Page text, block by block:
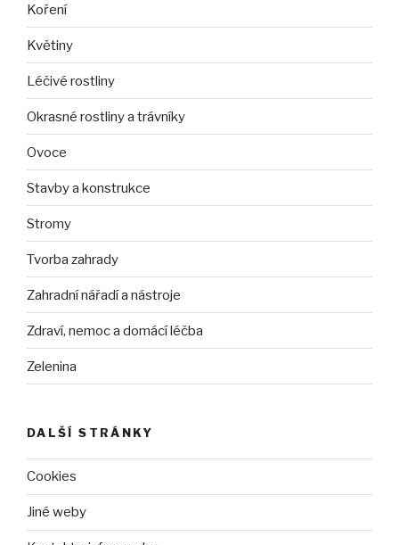
Koření
Květiny
Léčivé rostliny
Okrasné rostliny a trávníky
Ovoce
Stavby a konstrukce
Stromy
Tvorba zahrady
Zahradní nářadí a nástroje
Zdraví, nemoc a domácí léčba
Zelenina
DALŠÍ STRÁNKY
Cookies
Jiné weby